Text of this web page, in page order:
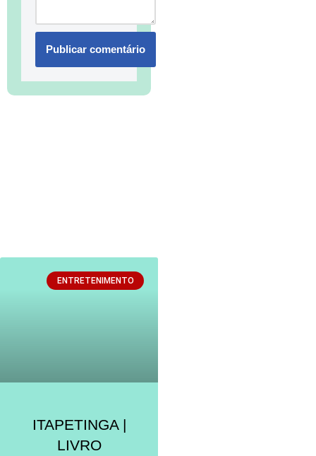
ENTRETENIMENTO
ITAPETINGA |
LIVRO